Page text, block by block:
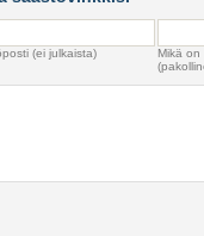
(ei julkaista)
Mikä